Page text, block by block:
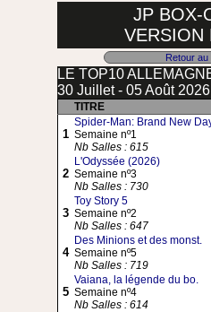
JP BOX-
VERSION
Retour au
LE TOP10
30 Juillet - 05 Août 2026
TITRE
1
Spider-Man: Brand New
Semaine nº1
Nb Salles : 615
2
L'Odyssée (2026)
Semaine nº3
Nb Salles : 730
3
Toy Story 5
Semaine nº2
Nb Salles : 647
4
Des Minions et des monst.
Semaine nº5
Nb Salles : 719
5
Vaiana, la légende du bo.
Semaine nº4
Nb Salles : 614